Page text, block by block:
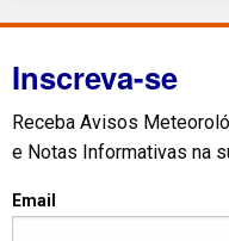
Inscreva-se
Receba Avisos
e Notas Informativas na
Email